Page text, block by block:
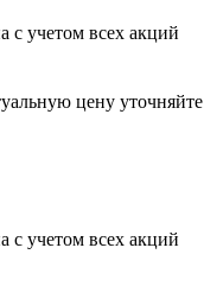
с учетом всех акций
цену уточняйте
с учетом всех акций